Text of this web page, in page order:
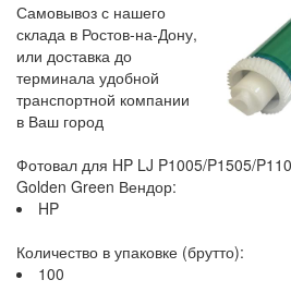
Самовывоз с нашего
склада в Ростов-на-Дону,
или доставка до
терминала удобной
транспортной компании
в Ваш город
Фотовал для HP LJ P1005/P1505/
Golden Green Вендор:
HP
Количество в упаковке (брутто):
100